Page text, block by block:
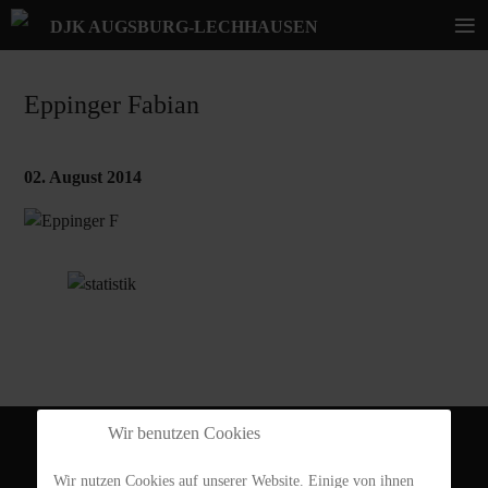
Eppinger Fabian
02. August 2014
Wir benutzen Cookies
Wir nutzen Cookies auf unserer Website. Einige von ihnen
DJK AUGSBURG-LECHHAUSEN ≡